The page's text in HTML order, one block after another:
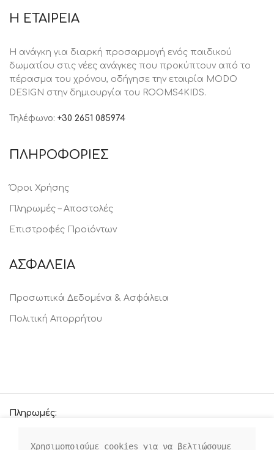
Η ΕΤΑΙΡΕΙΑ
Η ανάγκη για διαρκή προσαρμογή ενός παιδικού
δωματίου στις νέες ανάγκες που προκύπτουν από το
πέρασμα του χρόνου, oδήγησε την εταιρία MODO
DESIGN στην δημιουργία του ROOMS4KIDS.
Τηλέφωνο: +30 2651 085974
ΠΛΗΡΟΦΟΡΙΕΣ
Όροι Χρήσης
Πληρωμές – Αποστολές
Επιστροφές Προϊόντων
ΑΣΦΑΛΕΙΑ
Προσωπικά Δεδομένα & Ασφάλεια
Πολιτική Απορρήτου
Πληρωμές:
Χρησιμοποιούμε cookies για να βελτιώσουμε